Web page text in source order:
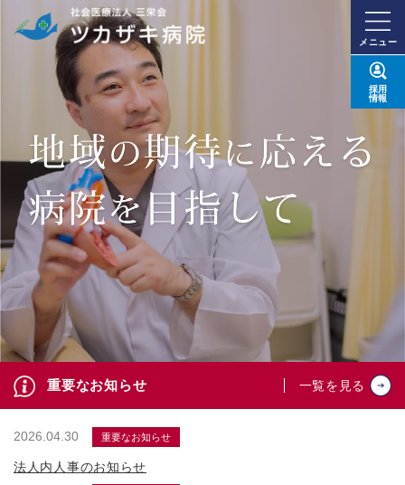
メニュー
採用
情報
重要なお知らせ 一覧を見る
2026.04.30 重要なお知らせ
法人内人事のお知らせ